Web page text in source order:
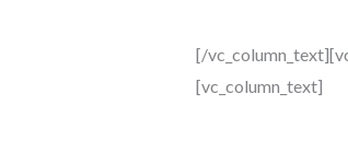
[/
[vc_column_text]